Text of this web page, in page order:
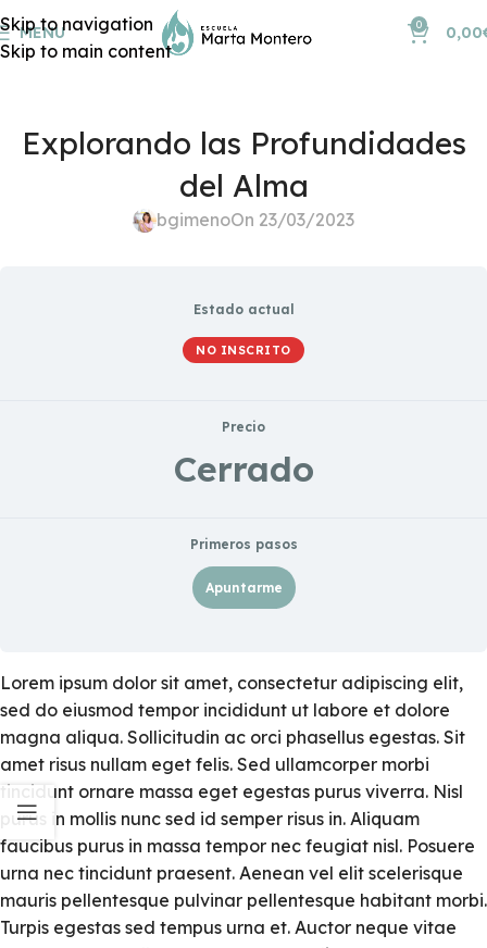
Skip to navigation
Skip to main content
MENU 0 0,00
Explorando las Profundidades
del Alma
bgimenoOn 23/03/2023
Estado actual
NO INSCRITO
Precio
Cerrado
Primeros pasos
Apuntarme
Lorem ipsum dolor sit amet, consectetur adipiscing elit,
sed do eiusmod tempor incididunt ut labore et dolore
magna aliqua. Sollicitudin ac orci phasellus egestas. Sit
amet risus nullam eget felis. Sed ullamcorper morbi
tincidunt ornare massa eget egestas purus viverra. Nisl
purus in mollis nunc sed id semper risus in. Aliquam
faucibus purus in massa tempor nec feugiat nisl. Posuere
urna nec tincidunt praesent. Aenean vel elit scelerisque
mauris pellentesque pulvinar pellentesque habitant morbi.
Turpis egestas sed tempus urna et. Auctor neque vitae